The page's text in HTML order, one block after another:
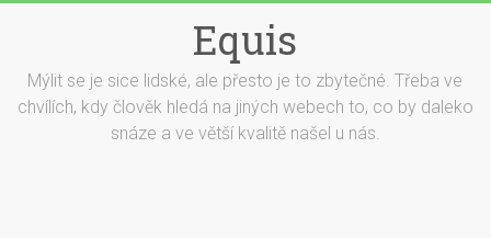
Equis
Mýlit se je sice lidské, ale přesto je to zbytečné. Třeba ve
chvílích, kdy člověk hledá na jiných webech to, co by daleko
snáze a ve větší kvalitě našel u nás.